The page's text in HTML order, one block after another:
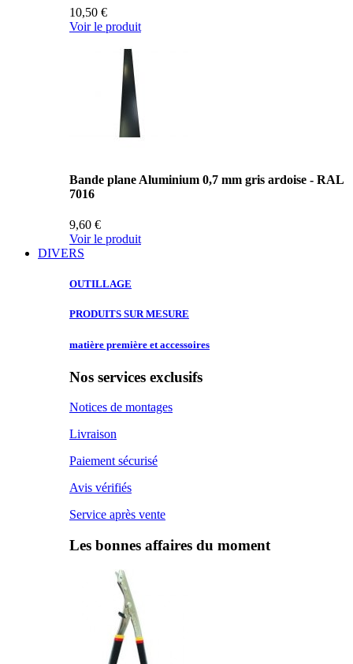
10,50 €
Voir le produit
Bande plane Aluminium 0,7 mm gris ardoise - RAL
7016
9,60 €
Voir le produit
DIVERS
OUTILLAGE
PRODUITS SURMESURE
matière première et accessoires
Nos services exclusifs
Notices de montages
Livraison
Paiement sécurisé
Avis vérifiés
Service après vente
Les bonnes affaires du moment